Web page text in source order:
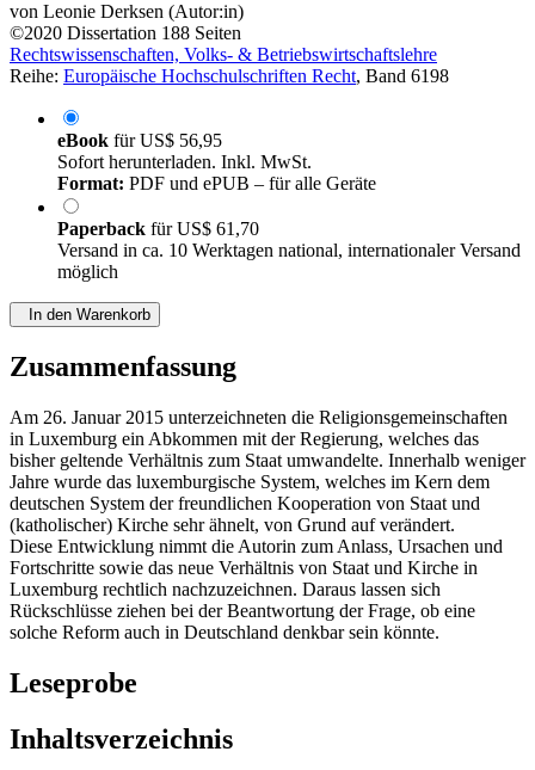
von Leonie Derksen (Autor:in)
©2020 Dissertation 188 Seiten
Rechtswissenschaften, Volks- & Betriebswirtschaftslehre
Reihe: Europäische Hochschulschriften Recht, Band 6198
eBook fürUS$ 56,95
Sofort herunterladen. Inkl. MwSt.
Format: PDF und ePUB – für alle Geräte
Paperback fürUS$ 61,70
Versand in ca. 10 Werktagen national, internationaler Versand
möglich
In den Warenkorb
Zusammenfassung
Am 26. Januar 2015 unterzeichneten die Religionsgemeinschaften
in Luxemburg ein Abkommen mit der Regierung, welches das
bisher geltende Verhältnis zum Staat umwandelte. Innerhalb weniger
Jahre wurde das luxemburgische System, welches im Kern dem
deutschen System der freundlichen Kooperation von Staat und
(katholischer) Kirche sehr ähnelt, von Grund auf verändert.
Diese Entwicklung nimmt die Autorin zum Anlass, Ursachen und
Fortschritte sowie das neue Verhältnis von Staat und Kirche in
Luxemburg rechtlich nachzuzeichnen. Daraus lassen sich
Rückschlüsse ziehen bei der Beantwortung der Frage, ob eine
solche Reform auch in Deutschland denkbar sein könnte.
Leseprobe
Inhaltsverzeichnis